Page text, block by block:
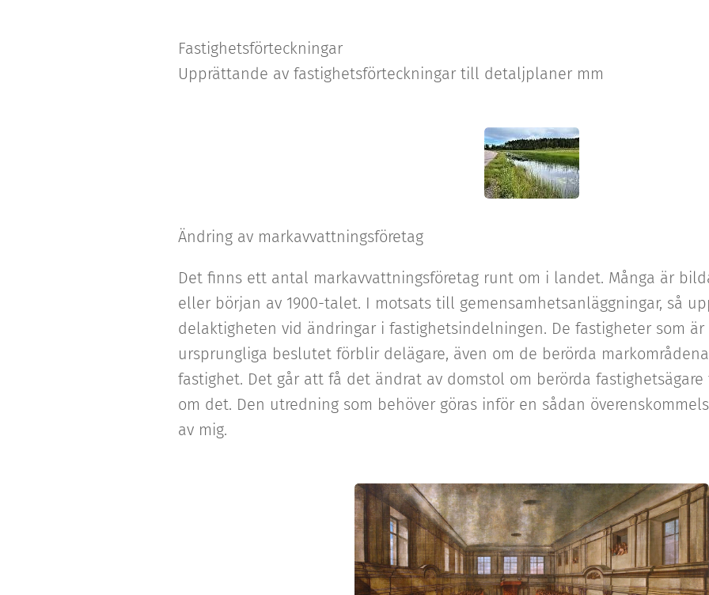
Fastighetsförteckningar
Upprättande av fastighetsförteckningar till detaljplaner mm
Ändring av markavvattningsföretag
Det finns ett antal markavvattningsföretag runt om i landet. Många är
eller början av 1900-talet. I motsats till gemensamhetsanläggningar, så
delaktigheten vid ändringar i fastighetsindelningen. De fastigheter som
ursprungliga beslutet förblir delägare, även om de berörda
fastighet. Det går att få det ändrat av domstol om berörda fastighetsägare
om det. Den utredning som behöver göras inför en sådan
av mig.